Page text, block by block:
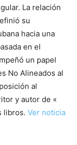
La relación
su
hacia una
en el
un papel
No Alineados al
al
y autor de «
libros. Ver noticia